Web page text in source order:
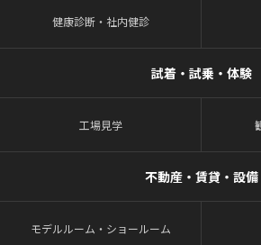
健康診断・社内健診
試着・試乗・体験
工場見学
不動産・賃貸・設備
モデルルーム・ショールーム